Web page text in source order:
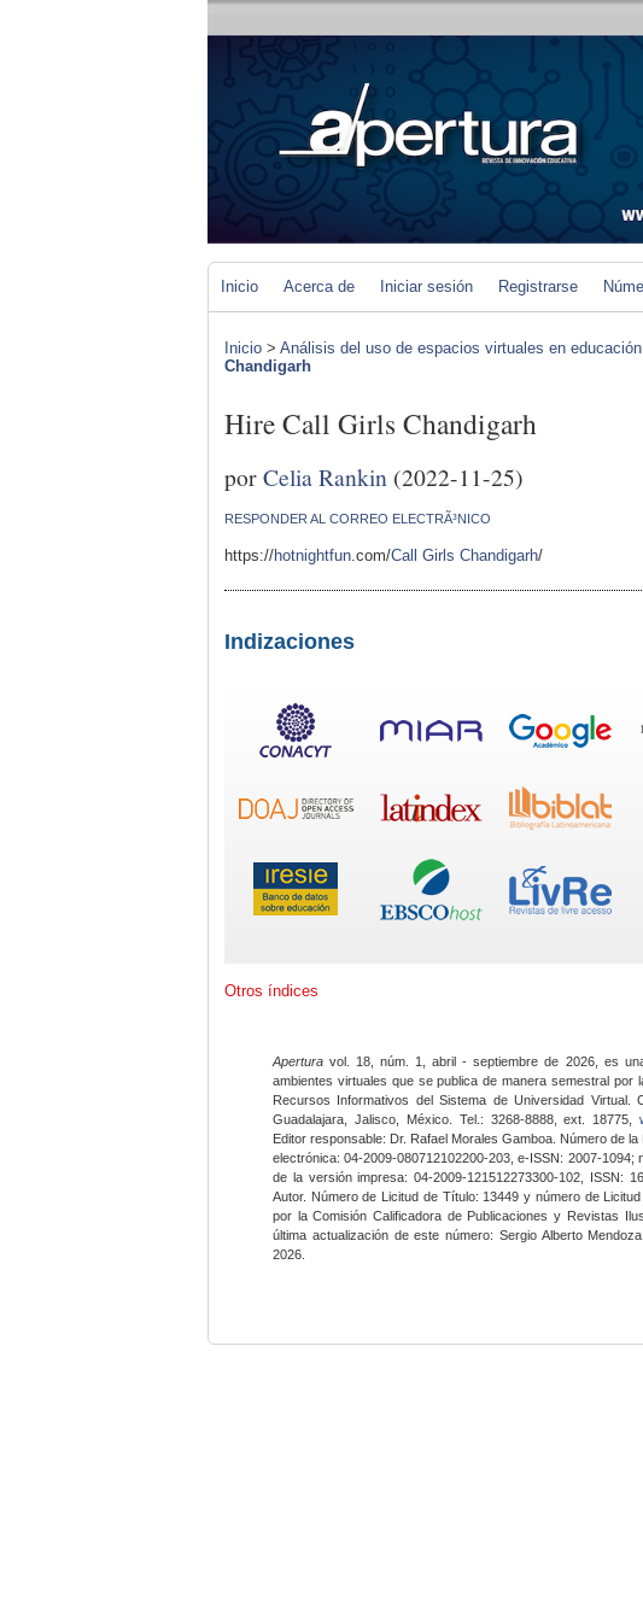
Inicio Acerca de Iniciar sesión Registrarse
Inicio > Análisis del uso de espacios virtuales en
Chandigarh
Hire Call Girls Chandigarh
porCelia Rankin (2022-11-25)
RESPONDER AL CORREO ELECTRÃ³NICO
https://hotnightfun .com/Call Girls Chandigarh/
Indizaciones
Otros índices
Apertura vol. 18, núm. 1, abril - septiembre de 2026, es
ambientes virtuales que se publica de manera semestral
Recursos Informativos del Sistema de Universidad
Guadalajara, Jalisco, México. Tel.: 3268-8888, ext. 18775,
Editor responsable: Dr. Rafael Morales Gamboa. Número de
electrónica: 04-2009-080712102200-203, e-ISSN: 2007-
de la versión impresa: 04-2009-121512273300-102, ISSN:
Autor. Número de Licitud de Título: 13449 y número de
por la Comisión Calificadora de Publicaciones y Revistas
última actualización de este número: Sergio Alberto
2026.